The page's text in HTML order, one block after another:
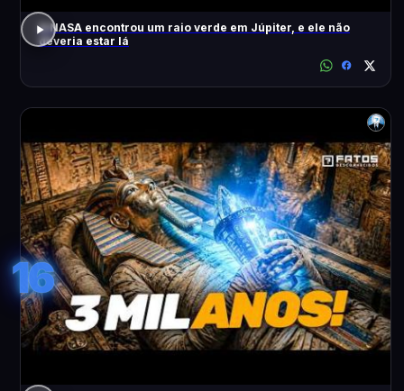
A NASA encontrou um raio verde em Júpiter, e ele não
deveria estar lá
16